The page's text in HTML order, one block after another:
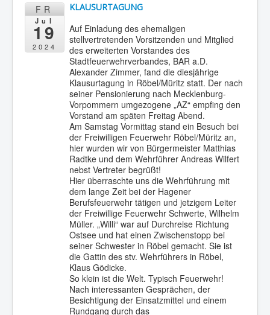
FR
Jul
19
2024
KLAUSURTAGUNG
Auf Einladung des ehemaligen
stellvertretenden Vorsitzenden und Mitglied
des erweiterten Vorstandes des
Stadtfeuerwehrverbandes, BAR a.D.
Alexander Zimmer, fand die diesjährige
Klausurtagung in Röbel/Müritz statt. Der nach
seiner Pensionierung nach Mecklenburg-
Vorpommern umgezogene „AZ“ empfing den
Vorstand am späten Freitag Abend.
Am Samstag Vormittag stand ein Besuch bei
der Freiwilligen Feuerwehr Röbel/Müritz an,
hier wurden wir von Bürgermeister Matthias
Radtke und dem Wehrführer Andreas Wilfert
nebst Vertreter begrüßt!
Hier überraschte uns die Wehrführung mit
dem lange Zeit bei der Hagener
Berufsfeuerwehr tätigen und jetzigem Leiter
der Freiwillige Feuerwehr Schwerte, Wilhelm
Müller. „Willi“ war auf Durchreise Richtung
Ostsee und hat einen Zwischenstopp bei
seiner Schwester in Röbel gemacht. Sie ist
die Gattin des stv. Wehrführers in Röbel,
Klaus Gödicke.
So klein ist die Welt. Typisch Feuerwehr!
Nach interessanten Gesprächen, der
Besichtigung der Einsatzmittel und einem
Rundgang durch das